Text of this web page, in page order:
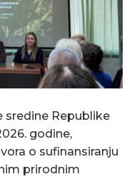
sredine Republike
godine,
o sufinansiranju
prirodnim